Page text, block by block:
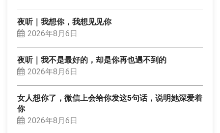
夜听｜我想你，我想见见你
2026年8月6日
夜听｜我不是最好的，却是你再也遇不到的
2026年8月6日
女人想你了，微信上会给你发这5句话，说明她深爱着
你
2026年8月6日